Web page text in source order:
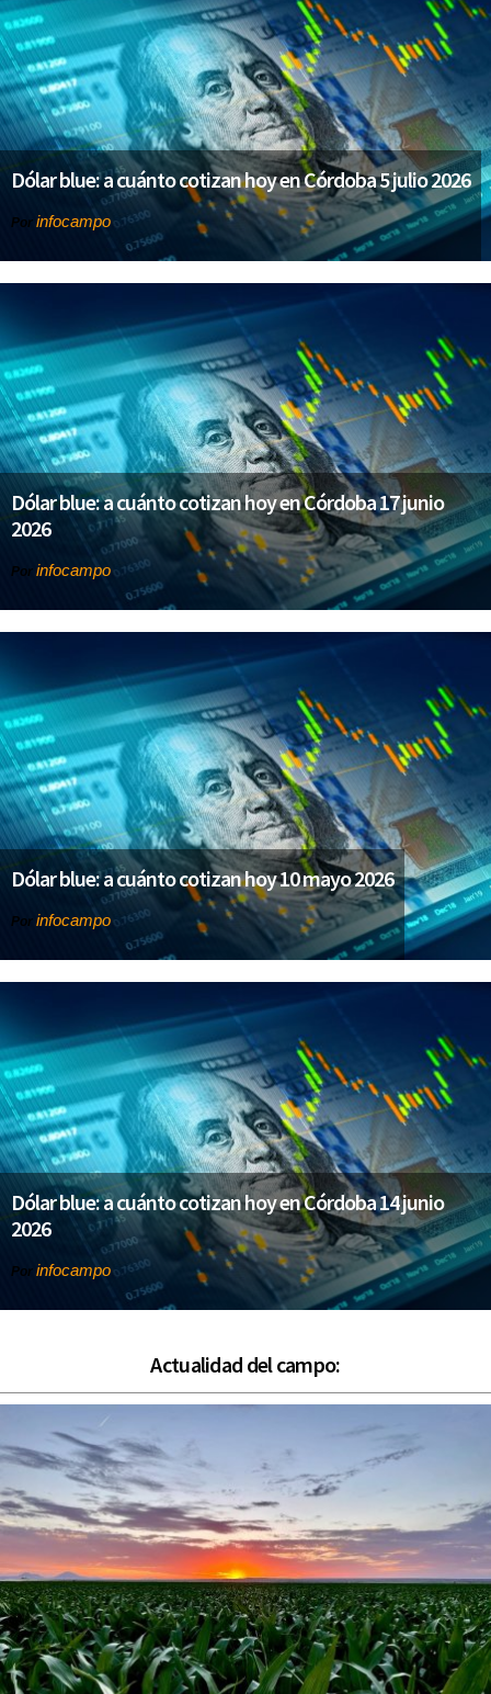
Dólar blue: a cuánto cotizan hoy en Córdoba 5 julio 2026
Por infocampo
Dólar blue: a cuánto cotizan hoy en Córdoba 17 junio
2026
Por infocampo
Dólar blue: a cuánto cotizan hoy 10 mayo 2026
Por infocampo
Dólar blue: a cuánto cotizan hoy en Córdoba 14 junio
2026
Por infocampo
Actualidad del campo: